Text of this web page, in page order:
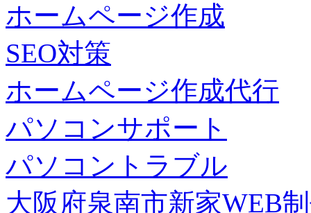
ホームページ作成
SEO対策
ホームページ作成代行
パソコンサポート
パソコントラブル
大阪府泉南市新家WEB